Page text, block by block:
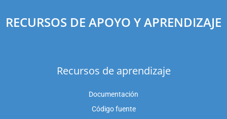
RECURSOS DE APOYO Y APRENDIZAJE
Recursos de aprendizaje
Documentación
Código fuente